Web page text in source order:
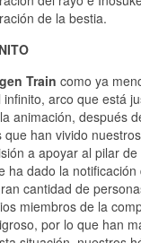
de la bestia.
Train como ya
arco que está
animación, después
han vivido
a apoyar al pilar de
ha dado la
cantidad de
miembros de la
por lo que han